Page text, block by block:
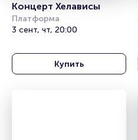
Концерт Хелависы
Платформа
3 сент, чт, 20:00
Купить